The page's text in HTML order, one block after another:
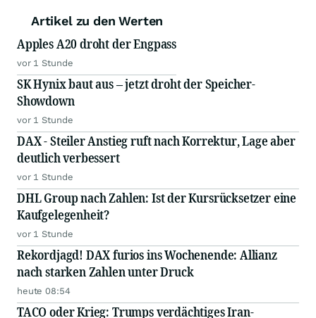
Artikel zu den Werten
Apples A20 droht der Engpass
vor 1 Stunde
SK Hynix baut aus – jetzt droht der Speicher-
Showdown
vor 1 Stunde
DAX - Steiler Anstieg ruft nach Korrektur, Lage aber
deutlich verbessert
vor 1 Stunde
DHL Group nach Zahlen: Ist der Kursrücksetzer eine
Kaufgelegenheit?
vor 1 Stunde
Rekordjagd! DAX furios ins Wochenende: Allianz
nach starken Zahlen unter Druck
heute 08:54
TACO oder Krieg: Trumps verdächtiges Iran-